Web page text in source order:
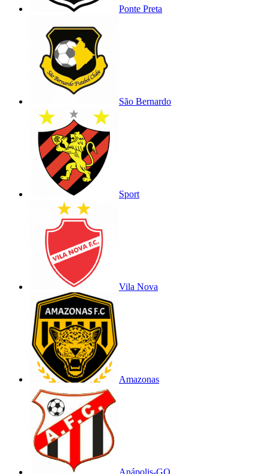
Ponte Preta
São Bernardo
Sport
Vila Nova
Amazonas
Anápolis-GO